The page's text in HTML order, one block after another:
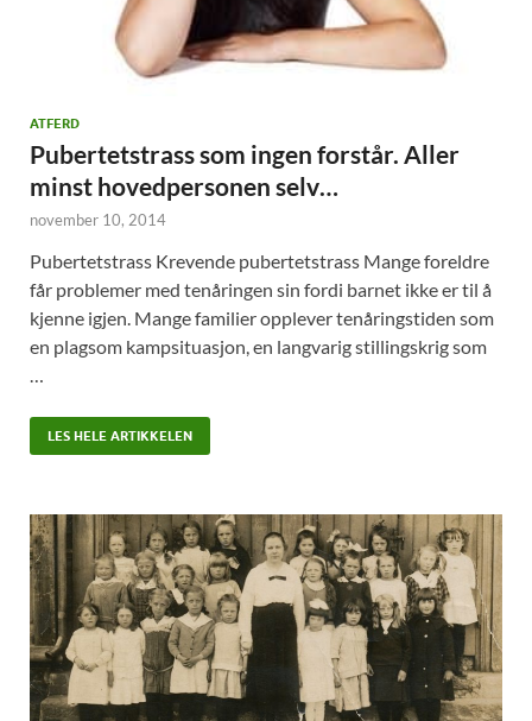
ATFERD
Pubertetstrass som ingen forstår. Aller
minst hovedpersonen selv…
november 10, 2014
Pubertetstrass Krevende pubertetstrass Mange foreldre
får problemer med tenåringen sin fordi barnet ikke er til å
kjenne igjen. Mange familier opplever tenåringstiden som
en plagsom kampsituasjon, en langvarig stillingskrig som
…
LES HELE ARTIKKELEN